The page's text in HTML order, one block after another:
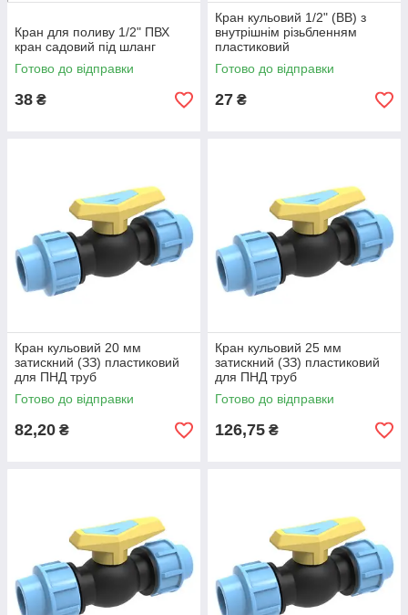
Кран для поливу 1/2" ПВХ
кран садовий під шланг
Готово до відправки
38 ₴
Кран кульовий 1/2" (ВВ) з
внутрішнім різьбленням
пластиковий
Готово до відправки
27 ₴
Кран кульовий 20 мм
затискний (ЗЗ) пластиковий
для ПНД труб
Готово до відправки
82,20 ₴
Кран кульовий 25 мм
затискний (ЗЗ) пластиковий
для ПНД труб
Готово до відправки
126,75 ₴